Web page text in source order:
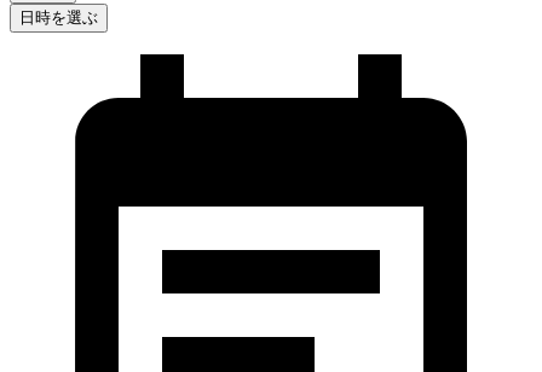
日時を選ぶ